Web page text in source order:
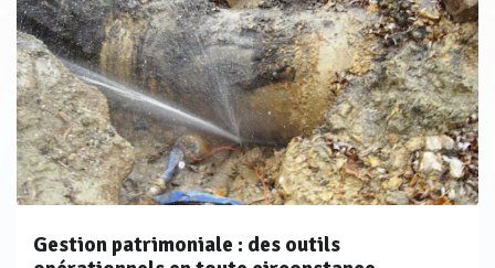
Gestion patrimoniale : des outils